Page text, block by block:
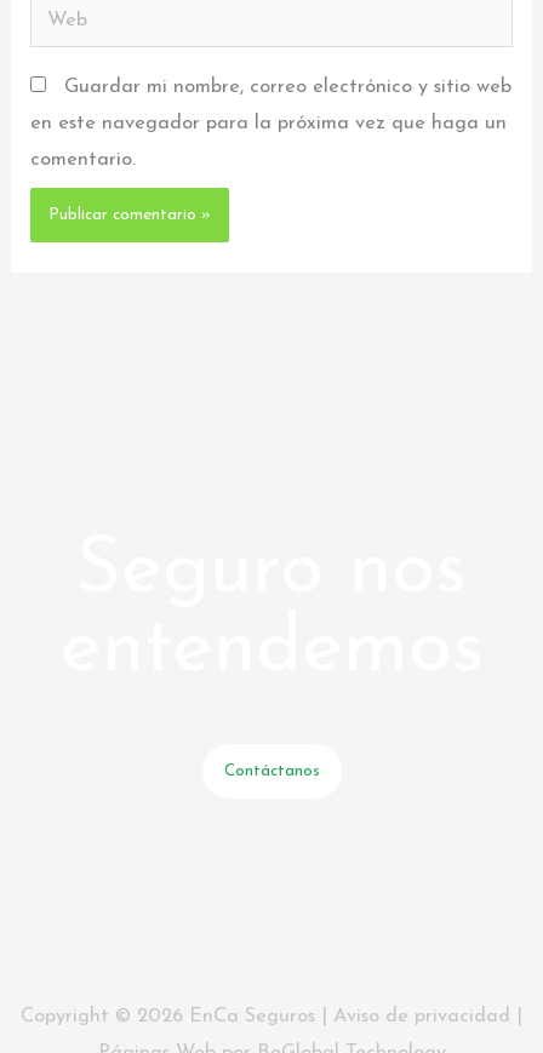
Web
Guardar mi nombre, correo electrónico y sitio web
en este navegador para la próxima vez que haga un
comentario.
Contáctanos
Copyright © 2026 EnCa Seguros | Aviso de privacidad